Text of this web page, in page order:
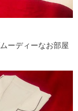
ーディーなお部屋